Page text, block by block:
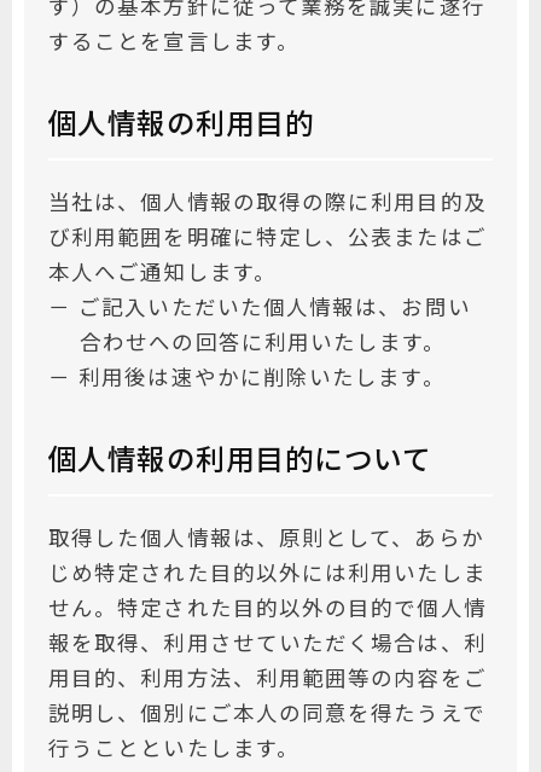
することを宣言します。
個人情報の利用目的
当社は、個人情報の取得の際に利用目的及
び利用範囲を明確に特定し、公表またはご
本人へご通知します。
－ ご記入いただいた個人情報は、お問い
合わせへの回答に利用いたします。
－ 利用後は速やかに削除いたします。
個人情報の利用目的について
取得した個人情報は、原則として、あらか
じめ特定された目的以外には利用いたしま
せん。特定された目的以外の目的で個人情
報を取得、利用させていただく場合は、利
用目的、利用方法、利用範囲等の内容をご
説明し、個別にご本人の同意を得たうえで
行うことといたします。